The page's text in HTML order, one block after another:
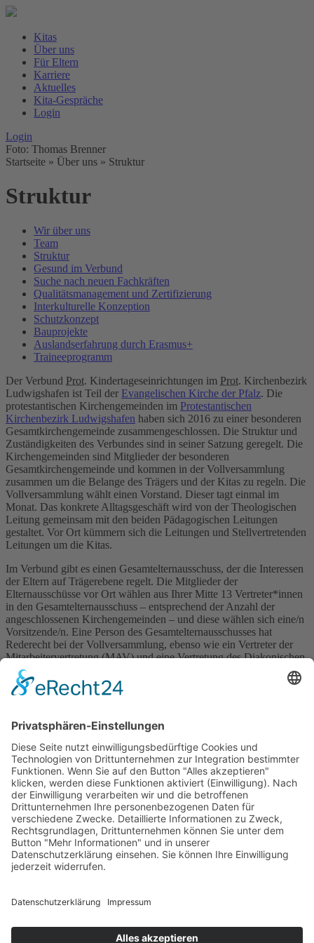
Kitas
Über uns
Für Eltern
Karriere
Aktuelles
Kita-Gespräche
Login
Login
Foto: Thomas Brenner
Startseite » Über uns » Struktur
Struktur
Wir über uns
Team
Struktur
Gesund im Verbund
Suche nach neuen Fachkräften
Qualitätsmanagement und Zertifizierung
Interkulturelle Konzeption
Schutzkonzept
Bauprojekte
Auslandserfahrung durch Erasmus+
Traineeprogramm
Der Verbund Prot. Kindertageseinrichtungen im Prot. Kirchenbezirk
Ludwigshafen ist Teil der Evangelischen Kirche der Pfalz. Die
protestantischen Kirchengemeinden im Protestantischen
Kirchenbezirk Ludwigshafen haben sich 2016 zu einer besonderen
Gesamtkirchengemeinde zusammengeschlossen. Die Struktur und
Zuständigkeiten des Verbundes sind in seiner Satzung geregelt. Die
Kirchengemeinden sind Mitglieder der besonderen
Gesamtkirchengemeinde und kommen in der Vollversammlung
zusammen um die Belange des Trägers und der Kitas zu regeln. Die
Vollversammlung wählt einen Vorstand. Dieser tagt einmal im
Monat. Das konkrete Alltagsgeschäft wird von der Theologischen
Leitung gemeinsam mit den beiden Pädagogischen Leitungen
gestaltet. Vor Ort kümmern sich die Leitungen und Stellvertretenden
Leitungen um die Kitas.
Im Verbund gibt es einen Gesamtelternausschuss, der die Interessen
der Eltern auf Trägerebene regelt. Die Mitglieder der
Elternausschüsse vor Ort wählen aus Ihrer Mitte 13 Vertreter*innen
in den Gesamtelternausschuss – entsprechend der Anzahl der
angeschlossenen Kirchengemeinden – und diese wählen sich eine/n
Vorsitzende/n. Eine Person des Gesamtelternausschusses hat
Rederecht bei der Vollversammlung, ebenso wie ein Vertreter der
Mitarbeitervertretung (MAV) und eine Vertretung des Diakonischen
Werkes der Pfalz.
Zusammensetzung des Trägers
Kitas
Übersicht
Über uns
Struktur
Team
Kita-Gespräche
Ausbildung